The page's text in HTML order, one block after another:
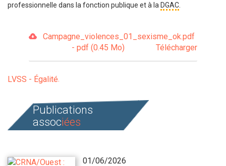
professionnelle dans la fonction publique et à la DGAC
Campagne_violences_01_sexisme_ok.pdf
- pdf (0.45 Mo)
Télécharger
LVSS - Égalité
Publications
associées
01/06/2026